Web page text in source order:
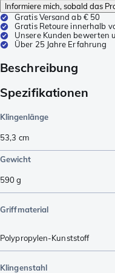
Informiere mich, sobald das
Gratis Versand ab € 50
Gratis Retoure innerhalb
Unsere Kunden bewerten
Über 25 Jahre Erfahrung
Beschreibung
Spezifikationen
Klingenlänge
53,3 cm
Gewicht
590g
Griffmaterial
Polypropylen-Kunststoff
Klingenstahl